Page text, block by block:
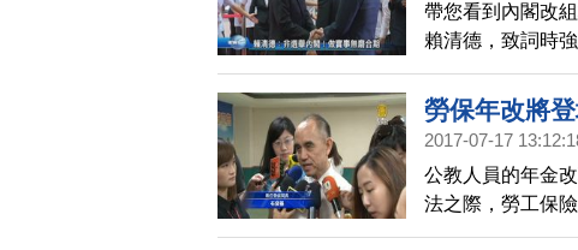
帶您看到內閣改
賴清德，致詞時
看看稍早的現場
勞保年改將
2017-07-17
公教人員的年金
法之際，勞工保
革將成為新任局